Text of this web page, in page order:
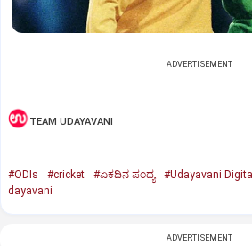
ADVERTISEMENT
TEAM UDAYAVANI
#ODIs #cricket #ಏಕದಿನ ಪಂದ್ಯ #Udayavani Digital
dayavani
ADVERTISEMENT